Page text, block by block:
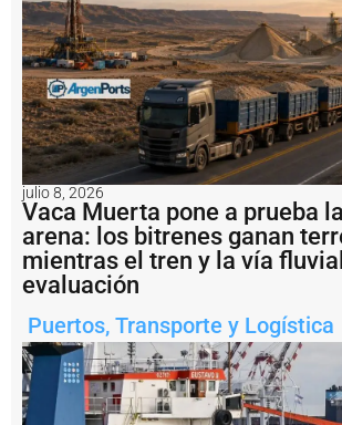
S
D
1
.
2
m
il
l
o
n
e
s
a
l
b
u
q
u
e
H
a
julio 8, 2026
Vaca Muerta pone a prueba
arena: los bitrenes ganan
mientras el tren y la vía
evaluación
Puertos, Transporte y Logística